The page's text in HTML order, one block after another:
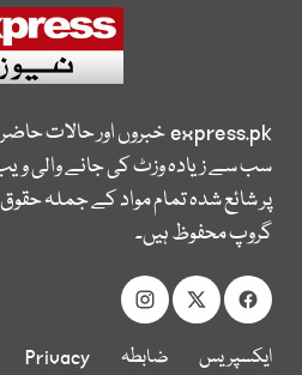
express.pkخبروں اور حالات
سب سے زیادہ وزٹ کی جانے والی
پر شائع شدہ تمام مواد کے جملہ
گروپ محفوظ ہیں۔
ایکسپریس
ضابطہ
Privacy